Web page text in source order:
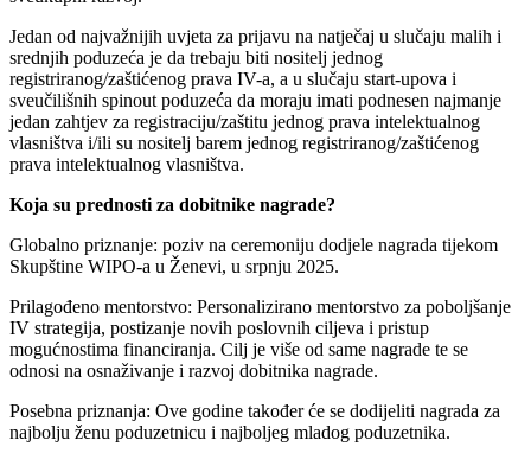
Jedan od najvažnijih uvjeta za prijavu na natječaj u slučaju malih i
srednjih poduzeća je da trebaju biti nositelj jednog
registriranog/zaštićenog prava IV-a, a u slučaju start-upova i
sveučilišnih spinout poduzeća da moraju imati podnesen najmanje
jedan zahtjev za registraciju/zaštitu jednog prava intelektualnog
vlasništva i/ili su nositelj barem jednog registriranog/zaštićenog
prava intelektualnog vlasništva.
Koja su prednosti za dobitnike nagrade?
Globalno priznanje: poziv na ceremoniju dodjele nagrada tijekom
Skupštine WIPO-a u Ženevi, u srpnju 2025.
Prilagođeno mentorstvo: Personalizirano mentorstvo za poboljšanje
IV strategija, postizanje novih poslovnih ciljeva i pristup
mogućnostima financiranja. Cilj je više od same nagrade te se
odnosi na osnaživanje i razvoj dobitnika nagrade.
Posebna priznanja: Ove godine također će se dodijeliti nagrada za
najbolju ženu poduzetnicu i najboljeg mladog poduzetnika.